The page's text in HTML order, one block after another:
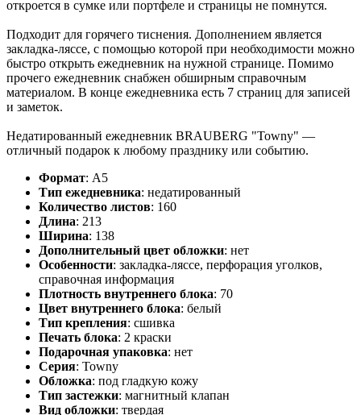
откроется в сумке или портфеле и страницы не помнутся.
Подходит для горячего тиснения. Дополнением является
закладка-ляссе, с помощью которой при необходимости можно
быстро открыть ежедневник на нужной странице. Помимо
прочего ежедневник снабжен обширным справочным
материалом. В конце ежедневника есть 7 страниц для записей
и заметок.
Недатированный ежедневник BRAUBERG "Towny" —
отличный подарок к любому празднику или событию.
Формат: А5
Тип ежедневника: недатированный
Количество листов: 160
Длина: 213
Ширина: 138
Дополнительный цвет обложки: нет
Особенности: закладка-ляссе, перфорация уголков,
справочная информация
Плотность внутреннего блока: 70
Цвет внутреннего блока: белый
Тип крепления: сшивка
Печать блока: 2 краски
Подарочная упаковка: нет
Серия: Towny
Обложка: под гладкую кожу
Тип застежки: магнитный клапан
Вид обложки: твердая